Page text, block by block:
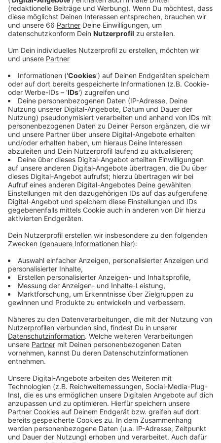
Düsseldorfer einen persönlichen Ort in der Stadt
schaffen können.
Veröffentlicht:Mittwoch, 28.06.2023 06:11
Anzeige
Außerdem sollen sich die Patenschaften als Geschenk
zur Hochzeit oder zum Geburtstag eignen. Wir als
Paten können dann aus verschiedenen Sorten und
Farben auswählen. Eine Rosenpatenschaft kostet für
ein Jahr 100 Euro - Rabatt gibt es, wenn wir mehrere
Jahre Paten sein möchten.
Anzeige
Weitere Infos und Links zum Thema
Hier gibt es weitere Infos rund um die
Patenschaften
Im ganzen Stadtgebiet wurden mehr Blumen
gepflanzt
Auch die Kübel in der Innenstadt sind bepflanzt
worden
Anzeige
Anzeige